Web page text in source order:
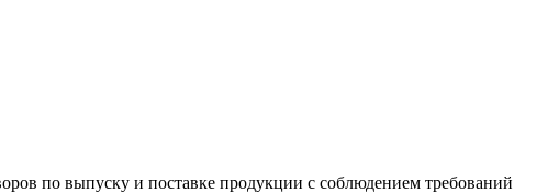
по выпуску и поставке продукции с соблюдением требований